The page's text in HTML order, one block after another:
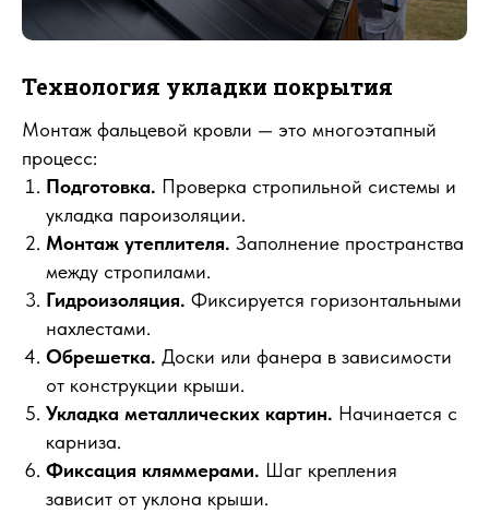
Технология укладки покрытия
Монтаж фальцевой кровли — это многоэтапный
процесс:
Подготовка. Проверка стропильной системы и
укладка пароизоляции.
Монтаж утеплителя. Заполнение пространства
между стропилами.
Гидроизоляция. Фиксируется горизонтальными
нахлестами.
Обрешетка. Доски или фанера в зависимости
от конструкции крыши.
Укладка металлических картин. Начинается с
карниза.
Фиксация кляммерами. Шаг крепления
зависит от уклона крыши.